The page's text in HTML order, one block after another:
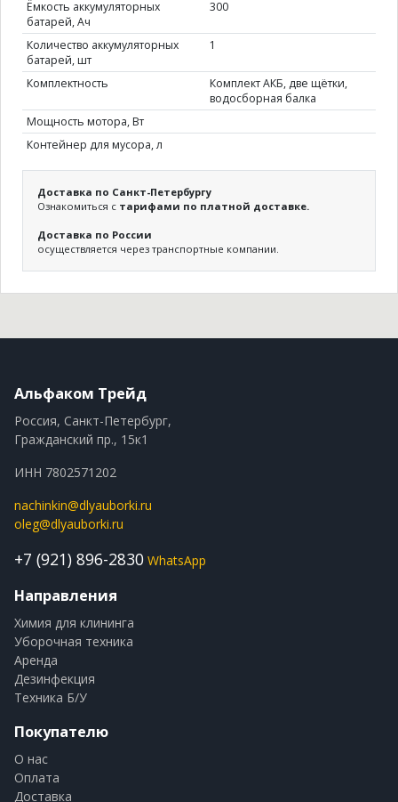
Ёмкость аккумуляторных
батарей, Ач
300
Количество аккумуляторных
батарей, шт
1
Комплектность
Комплект АКБ, две щётки,
водосборная балка
Мощность мотора, Вт
Контейнер для мусора, л
Доставка по Санкт-Петербургу
Ознакомиться с тарифами по платной доставке.
Доставка по России
осуществляется через транспортные компании.
Альфаком Трейд
Россия, Санкт-Петербург,
Гражданский пр., 15к1
ИНН 7802571202
nachinkin@dlyauborki.ru
oleg@dlyauborki.ru
+7 (921) 896-2830 WhatsApp
Направления
Химия для клининга
Уборочная техника
Аренда
Дезинфекция
Техника Б/У
Покупателю
О нас
Оплата
Доставка